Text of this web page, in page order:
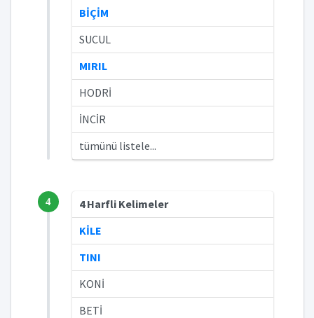
BİÇİM
SUCUL
MIRIL
HODRİ
İNCİR
tümünü listele...
4
4 Harfli Kelimeler
KİLE
TINI
KONİ
BETİ